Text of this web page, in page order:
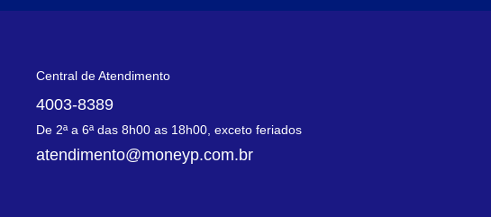
Central de Atendimento
4003-8389
De 2ª a 6ª das 8h00 as 18h00, exceto feriados
atendimento@moneyp.com.br